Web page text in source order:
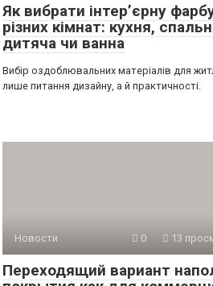
Як вибрати інтер’єрну
різних кімнат: кухня,
дитяча чи ванна
Вибір оздоблювальних матеріалів для
лише питання дизайну, а й практичності.
Новости 0 13
Переходящий вариант